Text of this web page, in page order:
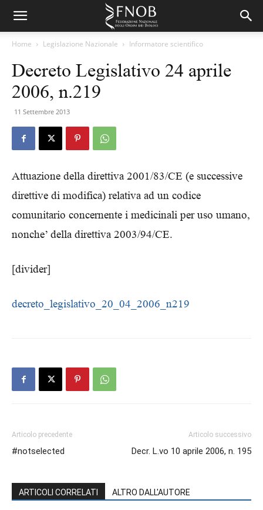
Home Legislazione Nazionale Informatore scientifico
Decreto Legislativo 24 aprile
2006, n.219
11 Settembre 2013
Attuazione della direttiva 2001/83/CE (e successive
direttive di modifica) relativa ad un codice
comunitario concernente i medicinali per uso umano,
nonche’ della direttiva 2003/94/CE.
[divider]
decreto_legislativo_20_04_2006_n219
Articolo precedente
#notselected
Articolo successivo
Decr. L.vo 10 aprile 2006, n. 195
ARTICOLI CORRELATI ALTRO DALL'AUTORE